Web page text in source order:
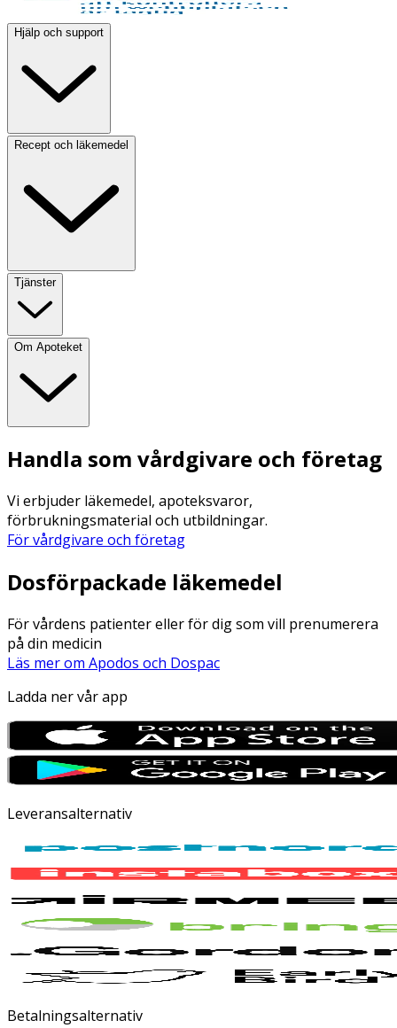
Hjälp och support
Recept och läkemedel
Tjänster
Om Apoteket
Handla som vårdgivare och företag
Vi erbjuder läkemedel, apoteksvaror,
förbrukningsmaterial och utbildningar.
För vårdgivare och företag
Dosförpackade läkemedel
För vårdens patienter eller för dig som vill prenumerera
på din medicin
Läs mer om Apodos och Dospac
Ladda ner vår app
Leveransalternativ
Betalningsalternativ